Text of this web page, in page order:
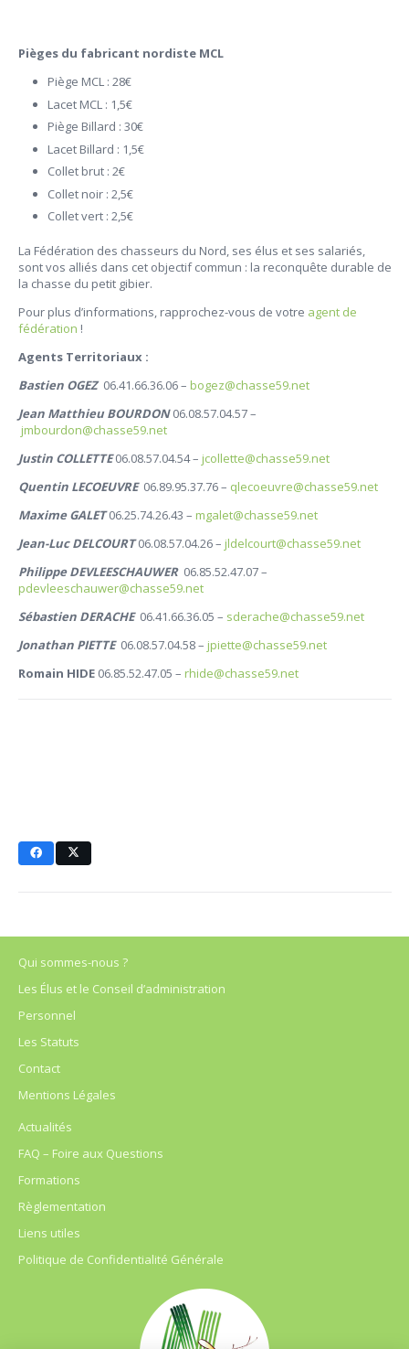
Pièges du fabricant nordiste MCL
Piège MCL : 28€
Lacet MCL : 1,5€
Piège Billard : 30€
Lacet Billard : 1,5€
Collet brut : 2€
Collet noir : 2,5€
Collet vert : 2,5€
La Fédération des chasseurs du Nord, ses élus et ses salariés,
sont vos alliés dans cet objectif commun : la reconquête durable de
la chasse du petit gibier.
Pour plus d’informations, rapprochez-vous de votre agent de
fédération !
Agents Territoriaux :
Bastien OGEZ 06.41.66.36.06 – bogez@chasse59.net
Jean Matthieu BOURDON06.08.57.04.57 –
jmbourdon@chasse59.net
Justin COLLETTE06.08.57.04.54 – jcollette@chasse59.net
Quentin LECOEUVRE 06.89.95.37.76 – qlecoeuvre@chasse59.net
Maxime GALET06.25.74.26.43 – mgalet@chasse59.net
Jean-Luc DELCOURT06.08.57.04.26 – jldelcourt@chasse59.net
Philippe DEVLEESCHAUWER 06.85.52.47.07 –
pdevleeschauwer@chasse59.net
Sébastien DERACHE 06.41.66.36.05 – sderache@chasse59.net
Jonathan PIETTE 06.08.57.04.58 – jpiette@chasse59.net
Romain HIDE06.85.52.47.05 – rhide@chasse59.net
Qui sommes-nous ?
Les Élus et le Conseil d’administration
Personnel
Les Statuts
Contact
Mentions Légales
Actualités
FAQ – Foire aux Questions
Formations
Règlementation
Liens utiles
Politique de Confidentialité Générale